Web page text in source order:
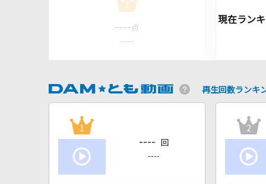
1
---- 点
----
再生回数ランキ
1
---- 回
----
2